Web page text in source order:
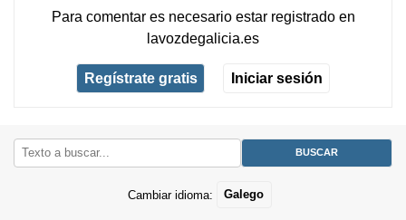
Para comentar es necesario estar registradoen
lavozdegalicia.es
Regístrate gratis Iniciar sesión
Cambiar idioma: Galego